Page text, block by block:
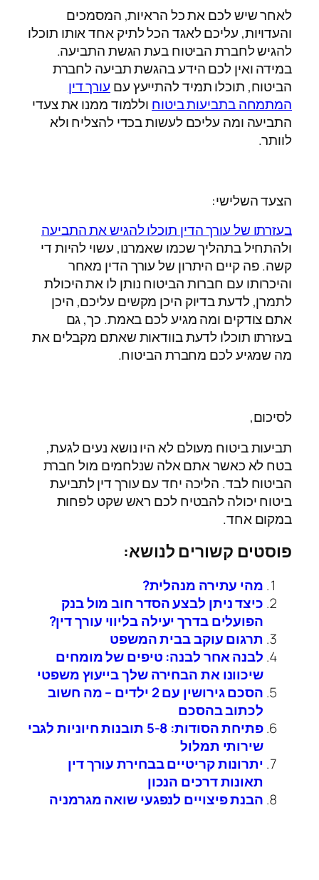
לאחר שיש לכם את כל הראיות, המסמכים
והעדויות, עליכם לאגד הכל לתיק אחד אותו תוכלו
להגיש לחברת הביטוח בעת הגשת התביעה.
במידה ואין לכם הידע בהגשת תביעה לחברת
הביטוח, תוכלו תמיד להתייעץ עם עורך דין
המתמחה בתביעות ביטוח וללמוד ממנו את צעדי
התביעה ומה עליכם לעשות בכדי להצליח ולא
לוותר.
הצעד השלישי:
בעזרתו של עורך הדין תוכלו להגיש את התביעה
ולהתחיל בתהליך שכמו שאמרנו, עשוי להיות די
קשה. פה קיים היתרון של עורך הדין מאחר
והיכרותו עם חברות הביטוח נותן לו את היכולת
לתמרן, לדעת בדיוק היכן מקשים עליכם, היכן
אתם צודקים ומה מגיע לכם באמת. כך, גם
בעזרתו תוכלו לדעת בוודאות שאתם מקבלים את
מה שמגיע לכם מחברת הביטוח.
לסיכום,
תביעות ביטוח מעולם לא היו נושא נעים לגעת,
בטח לא כאשר אתם אלה שנלחמים מול חברת
הביטוח לבד. הליכה יחד עם עורך דין לתביעת
ביטוח יכולה להבטיח לכם ראש שקט לפחות
במקום אחד.
פוסטים קשורים לנושא:
מהי עתירה מנהלית?
כיצד ניתן לבצע הסדר חוב מול בנק
הפועלים בדרך יעילה בליווי עורך דין?
תרגום עוקב בבית המשפט
לבנה אחר לבנה: טיפים של מומחים
שיכוונו את הבחירה שלך בייעוץ משפטי
הסכם גירושין עם 2 ילדים – מה חשוב
לכתוב בהסכם
פתיחת הסודות: 5-8 תובנות חיוניות לגבי
שירותי תמלול
יתרונות קריטיים בבחירת עורך דין
תאונות דרכים הנכון
הבנת פיצויים לנפגעי שואה מגרמניה